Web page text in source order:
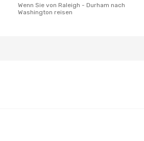
Wenn Sie von Raleigh - Durham nach
Washington reisen